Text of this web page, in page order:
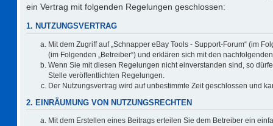
ein Vertrag mit folgenden Regelungen geschlossen:
1. NUTZUNGSVERTRAG
Mit dem Zugriff auf „Schnapper eBay Tools - Support-Forum“ (im
(im Folgenden „Betreiber“) und erklären sich mit den
Wenn Sie mit diesen Regelungen nicht einverstanden sind, so
Stelle veröffentlichten Regelungen.
Der Nutzungsvertrag wird auf unbestimmte Zeit geschlossen und
2. EINRÄUMUNG VON NUTZUNGSRECHTEN
Mit dem Erstellen eines Beitrags erteilen Sie dem Betreiber ein